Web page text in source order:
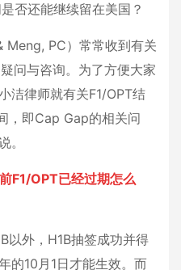
否还能继续留在美国？
Meng, PC）常常收到有关
问与咨询。为了方便大家
洁律师就有关F1/OPT结
，即Cap Gap的相关问
。
F1/OPT已经过期怎么
以外，H1B抽签成功并得
的10月1日才能生效。而